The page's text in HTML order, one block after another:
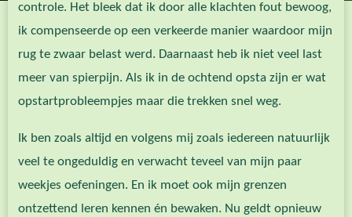
controle. Het bleek dat ik door alle klachten fout bewoog,
ik compenseerde op een verkeerde manier waardoor mijn
rug te zwaar belast werd. Daarnaast heb ik niet veel last
meer van spierpijn. Als ik in de ochtend opsta zijn er wat
opstartprobleempjes maar die trekken snel weg.
Ik ben zoals altijd en volgens mij zoals iedereen natuurlijk
veel te ongeduldig en verwacht teveel van mijn paar
weekjes oefeningen. En ik moet ook mijn grenzen
ontzettend leren kennen én bewaken. Nu geldt opnieuw